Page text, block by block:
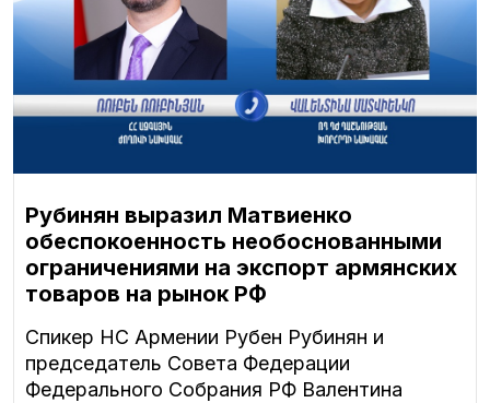
Рубинян выразил Матвиенко
обеспокоенность необоснованными
ограничениями на экспорт армянских
товаров на рынок РФ
Спикер НС Армении Рубен Рубинян и
председатель Совета Федерации
Федерального Собрания РФ Валентина